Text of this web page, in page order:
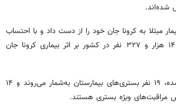
شده‌اند.
مبتلا به کرونا جان خود را از دست داد و با احتساب
این آمار، از ابتدا تاکنون ۱۴۶ هزار و ۳۲۷ نفر در کشور بر اثر بیماری کرونا جان
از شمار مبتلایان شناسایی‌شده، ۱۹ نفر بستری‌های بیمارستان به‌شمار می‌روند و ۱۴
مراقبت‌های ویژه بستری هستند.